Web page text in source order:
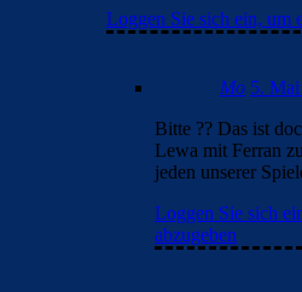
Loggen Sie sich ein, um
Mo 5.
Bitte ?? Das ist
Lewa mit Ferran
jeden unserer
Loggen Sie sich
abzugeben